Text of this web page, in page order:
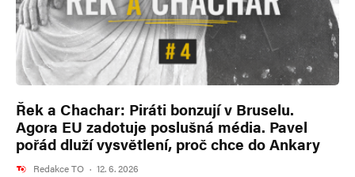
Řek a Chachar: Piráti bonzují v Bruselu.
Agora EU zadotuje poslušná média. Pavel
pořád dluží vysvětlení, proč chce do Ankary
Redakce TO · 12. 6. 2026